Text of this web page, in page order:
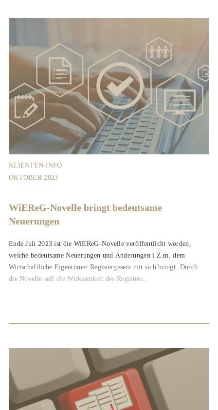
KLIENTEN-INFO
OKTOBER 2023
WiEReG-Novelle bringt bedeutsame
Neuerungen
Ende Juli 2023 ist die WiEReG-Novelle veröffentlicht worden,
welche bedeutsame Neuerungen und Änderungen i.Z.m. dem
Wirtschaftliche Eigentümer Registergesetz mit sich bringt. Durch
die Novelle soll die Wirksamkeit des Registers...